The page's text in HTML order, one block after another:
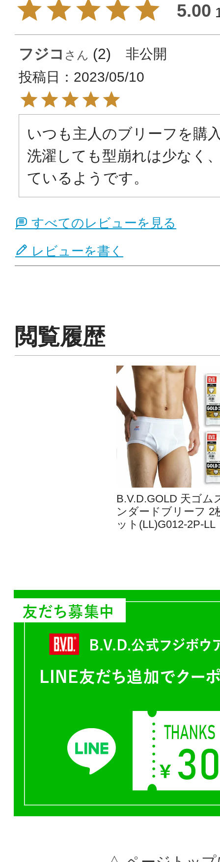
5.00
フジコ 2
非公開
投稿日
2023/05/10
いつも主人のブリーフを購
洗濯しても型崩れは少なく
ているようです。
すべてのレビューを見る
レビューを書く
閲覧履歴
B.V.D.GOLD 天ゴム
ンダードブリーフ 2
ット(LL)G012-2P-LL